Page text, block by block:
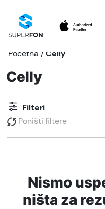
Početna / Celly
Celly
Filteri
Poništi filtere
Nismo
ništa za